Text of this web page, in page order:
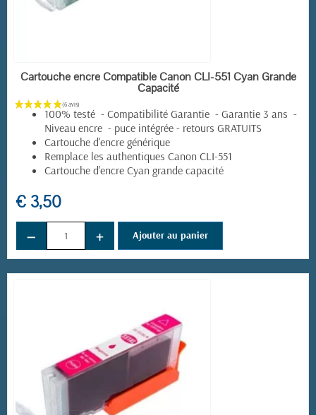
EN STOCK
Cartouche encre Compatible Canon CLI-551 Cyan Grande
Capacité
100% testé - Compatibilité Garantie - Garantie 3 ans -
Niveau encre - puce intégrée - retours GRATUITS
Cartouche d'encre générique
Remplace les authentiques Canon CLI-551
Cartouche d'encre Cyan grande capacité
€ 3,50
− + Ajouter au panier